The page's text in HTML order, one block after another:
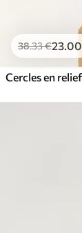
38.33€23.00